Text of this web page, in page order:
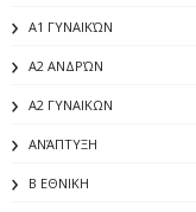
Α1 ΓΥΝΑΙΚΏΝ
Α2 ΑΝΔΡΏΝ
Α2 ΓΥΝΑΙΚΩΝ
ΑΝΆΠΤΥΞΗ
Β ΕΘΝΙΚΗ